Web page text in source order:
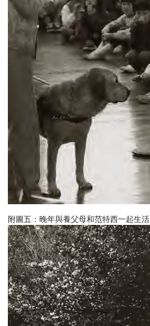
附圖五：晚年與養父母和范特西一起生活